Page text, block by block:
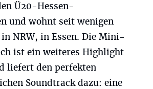
Ü20-Hessen-
und wohnt seit wenigen
NRW, in Essen. Die Mini-
ist ein weiteres Highlight
liefert den perfekten
Soundtrack dazu: eine